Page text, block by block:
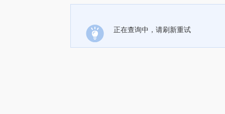
正在查询中，请刷新重试